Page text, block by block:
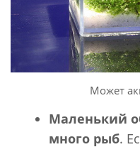
Может
Маленький
много рыб.